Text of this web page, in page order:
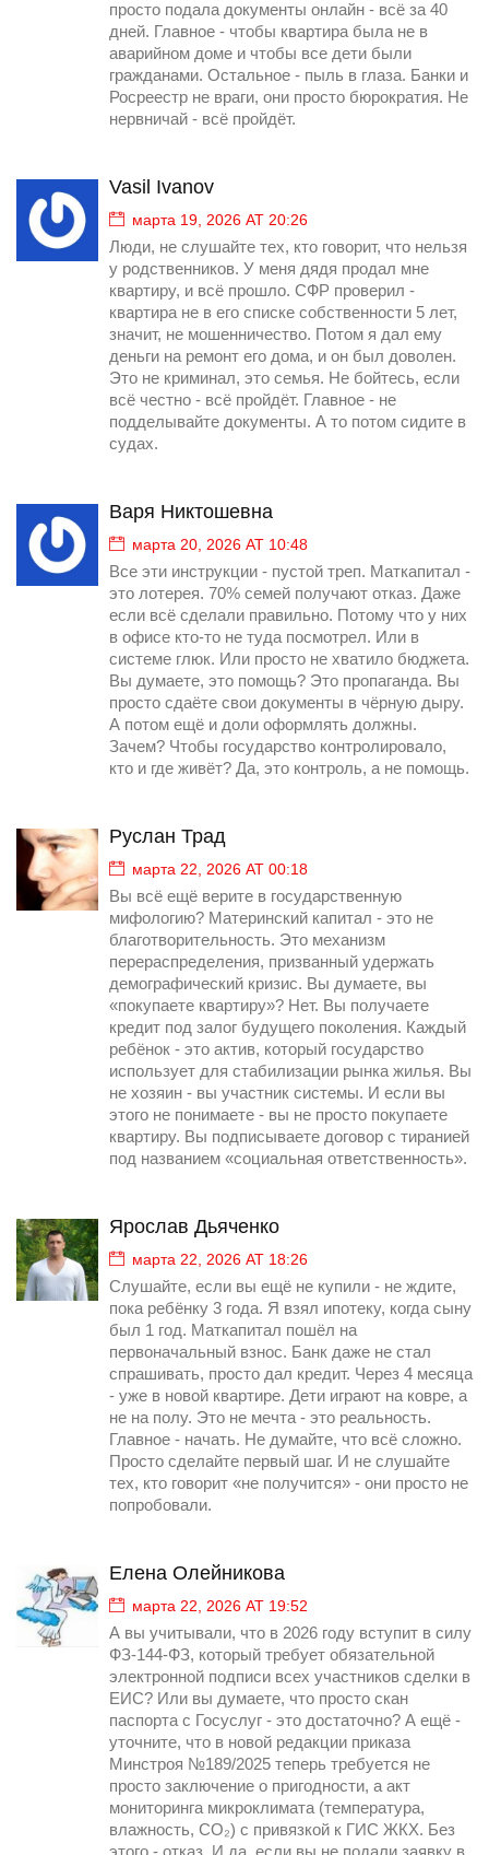
просто подала документы онлайн - всё за 40
дней. Главное - чтобы квартира была не в
аварийном доме и чтобы все дети были
гражданами. Остальное - пыль в глаза. Банки и
Росреестр не враги, они просто бюрократия. Не
нервничай - всё пройдёт.
Vasil Ivanov
марта 19, 2026 AT 20:26
Люди, не слушайте тех, кто говорит, что нельзя
у родственников. У меня дядя продал мне
квартиру, и всё прошло. СФР проверил -
квартира не в его списке собственности 5 лет,
значит, не мошенничество. Потом я дал ему
деньги на ремонт его дома, и он был доволен.
Это не криминал, это семья. Не бойтесь, если
всё честно - всё пройдёт. Главное - не
подделывайте документы. А то потом сидите в
судах.
Варя Никтошевна
марта 20, 2026 AT 10:48
Все эти инструкции - пустой треп. Маткапитал -
это лотерея. 70% семей получают отказ. Даже
если всё сделали правильно. Потому что у них
в офисе кто-то не туда посмотрел. Или в
системе глюк. Или просто не хватило бюджета.
Вы думаете, это помощь? Это пропаганда. Вы
просто сдаёте свои документы в чёрную дыру.
А потом ещё и доли оформлять должны.
Зачем? Чтобы государство контролировало,
кто и где живёт? Да, это контроль, а не помощь.
Руслан Трад
марта 22, 2026 AT 00:18
Вы всё ещё верите в государственную
мифологию? Материнский капитал - это не
благотворительность. Это механизм
перераспределения, призванный удержать
демографический кризис. Вы думаете, вы
«покупаете квартиру»? Нет. Вы получаете
кредит под залог будущего поколения. Каждый
ребёнок - это актив, который государство
использует для стабилизации рынка жилья. Вы
не хозяин - вы участник системы. И если вы
этого не понимаете - вы не просто покупаете
квартиру. Вы подписываете договор с тиранией
под названием «социальная ответственность».
Ярослав Дьяченко
марта 22, 2026 AT 18:26
Слушайте, если вы ещё не купили - не ждите,
пока ребёнку 3 года. Я взял ипотеку, когда сыну
был 1 год. Маткапитал пошёл на
первоначальный взнос. Банк даже не стал
спрашивать, просто дал кредит. Через 4 месяца
- уже в новой квартире. Дети играют на ковре, а
не на полу. Это не мечта - это реальность.
Главное - начать. Не думайте, что всё сложно.
Просто сделайте первый шаг. И не слушайте
тех, кто говорит «не получится» - они просто не
попробовали.
Елена Олейникова
марта 22, 2026 AT 19:52
А вы учитывали, что в 2026 году вступит в силу
ФЗ-144-ФЗ, который требует обязательной
электронной подписи всех участников сделки в
ЕИС? Или вы думаете, что просто скан
паспорта с Госуслуг - это достаточно? А ещё -
уточните, что в новой редакции приказа
Минстроя №189/2025 теперь требуется не
просто заключение о пригодности, а акт
мониторинга микроклимата (температура,
влажность, CO₂) с привязкой к ГИС ЖКХ. Без